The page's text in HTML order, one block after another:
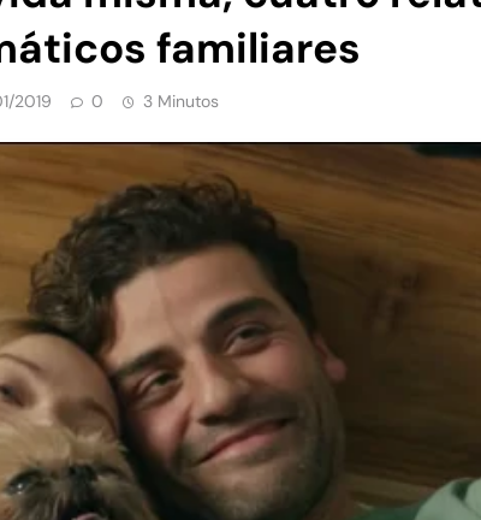
familiares
2019 0 3 Minutos